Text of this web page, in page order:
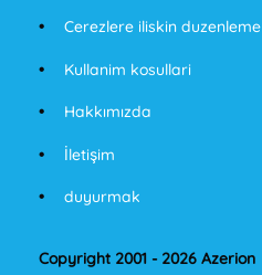
Cerezlere iliskin duzenleme
Kullanim kosullari
Hakkımızda
İletişim
duyurmak
Copyright 2001 - 2026 Azerion